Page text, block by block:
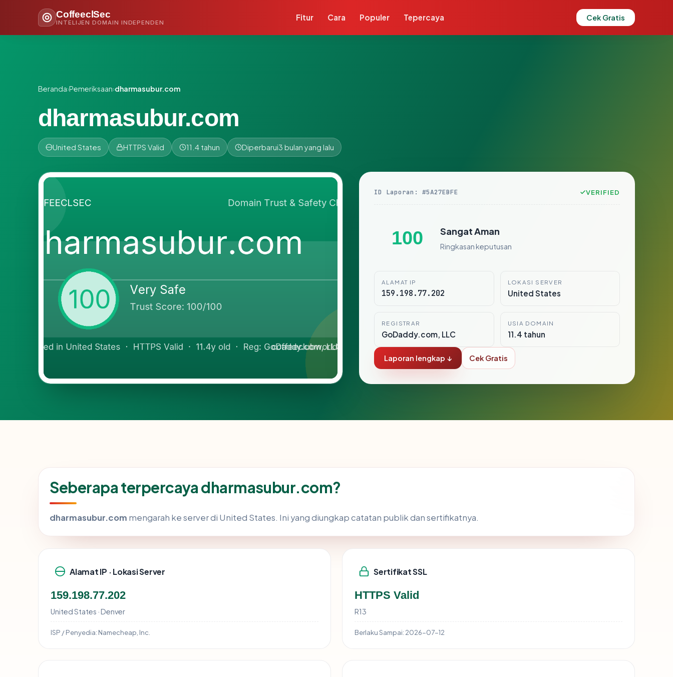
CoffeeclSec
INTELIJEN DOMAIN INDEPENDEN
Fitur Cara Populer Tepercaya Cek Gratis
Beranda›Pemeriksaan›dharmasubur.com
dharmasubur.com
United States HTTPS Valid 11.4 tahun Diperbarui3 bulan yang lalu
ID Laporan: #5A27EBFE VERIFIED
100 Sangat Aman
Ringkasan keputusan
ALAMAT IP
159.198.77.202
LOKASI SERVER
United States
REGISTRAR
GoDaddy.com, LLC
USIA DOMAIN
11.4 tahun
Laporan lengkap ↓ Cek Gratis
Seberapa terpercaya dharmasubur.com?
dharmasubur.com mengarah ke server di United States. Ini yang diungkap catatan publik dan sertifikatnya.
Alamat IP · Lokasi Server
159.198.77.202
United States · Denver
ISP / Penyedia: Namecheap, Inc.
Sertifikat SSL
HTTPS Valid
R13
Berlaku Sampai: 2026-07-12